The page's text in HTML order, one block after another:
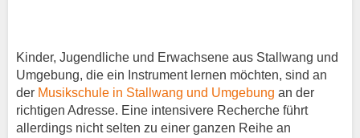
Kinder, Jugendliche und Erwachsene aus Stallwang und
Umgebung, die ein Instrument lernen möchten, sind an
der Musikschule in Stallwang und Umgebung an der
richtigen Adresse. Eine intensivere Recherche führt
allerdings nicht selten zu einer ganzen Reihe an